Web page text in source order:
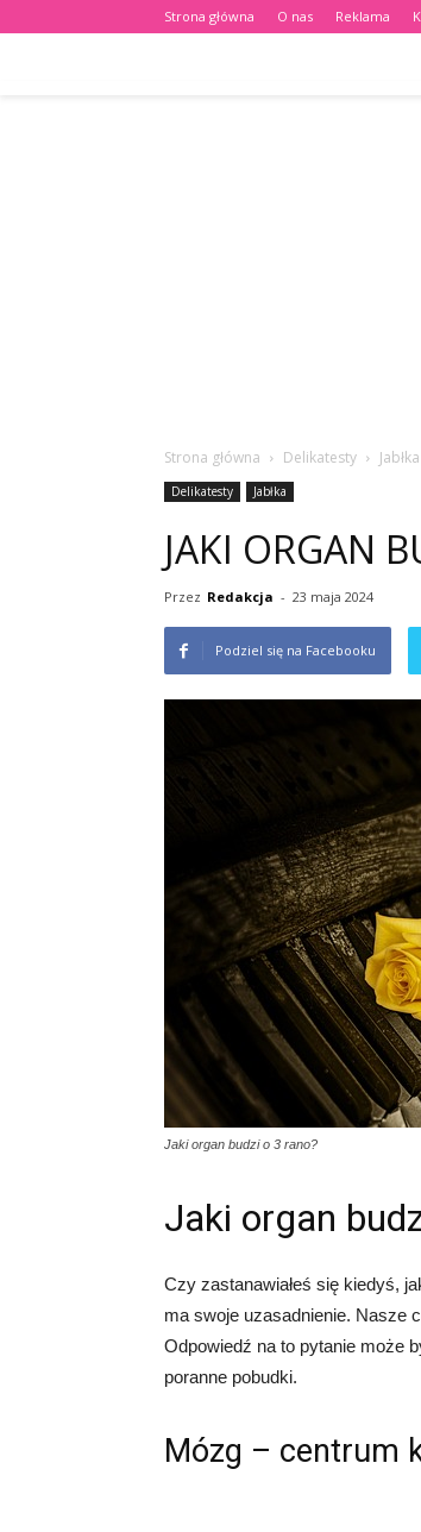
Strona główna O nas Reklama
Strona główna Delikatesty Jabłka
Delikatesty Jabłka
JAKI ORGAN
Przez Redakcja - 23 maja 2024
Podziel się na Facebooku
Jaki organ budzi o 3 rano?
Jaki organ
Czy zastanawiałeś się kiedyś,
ma swoje uzasadnienie. Nasze
Odpowiedź na to pytanie może
poranne pobudki.
Mózg – centrum